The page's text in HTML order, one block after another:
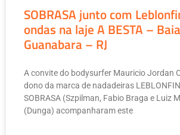
SOBRASA junto com
ondas na laje A BESTA –
Guanabara – RJ
A convite do bodysurfer Mauricio Jordan
dono da marca de nadadeiras
SOBRASA (Szpilman, Fabio Braga e Luiz
(Dunga) acompanharam este